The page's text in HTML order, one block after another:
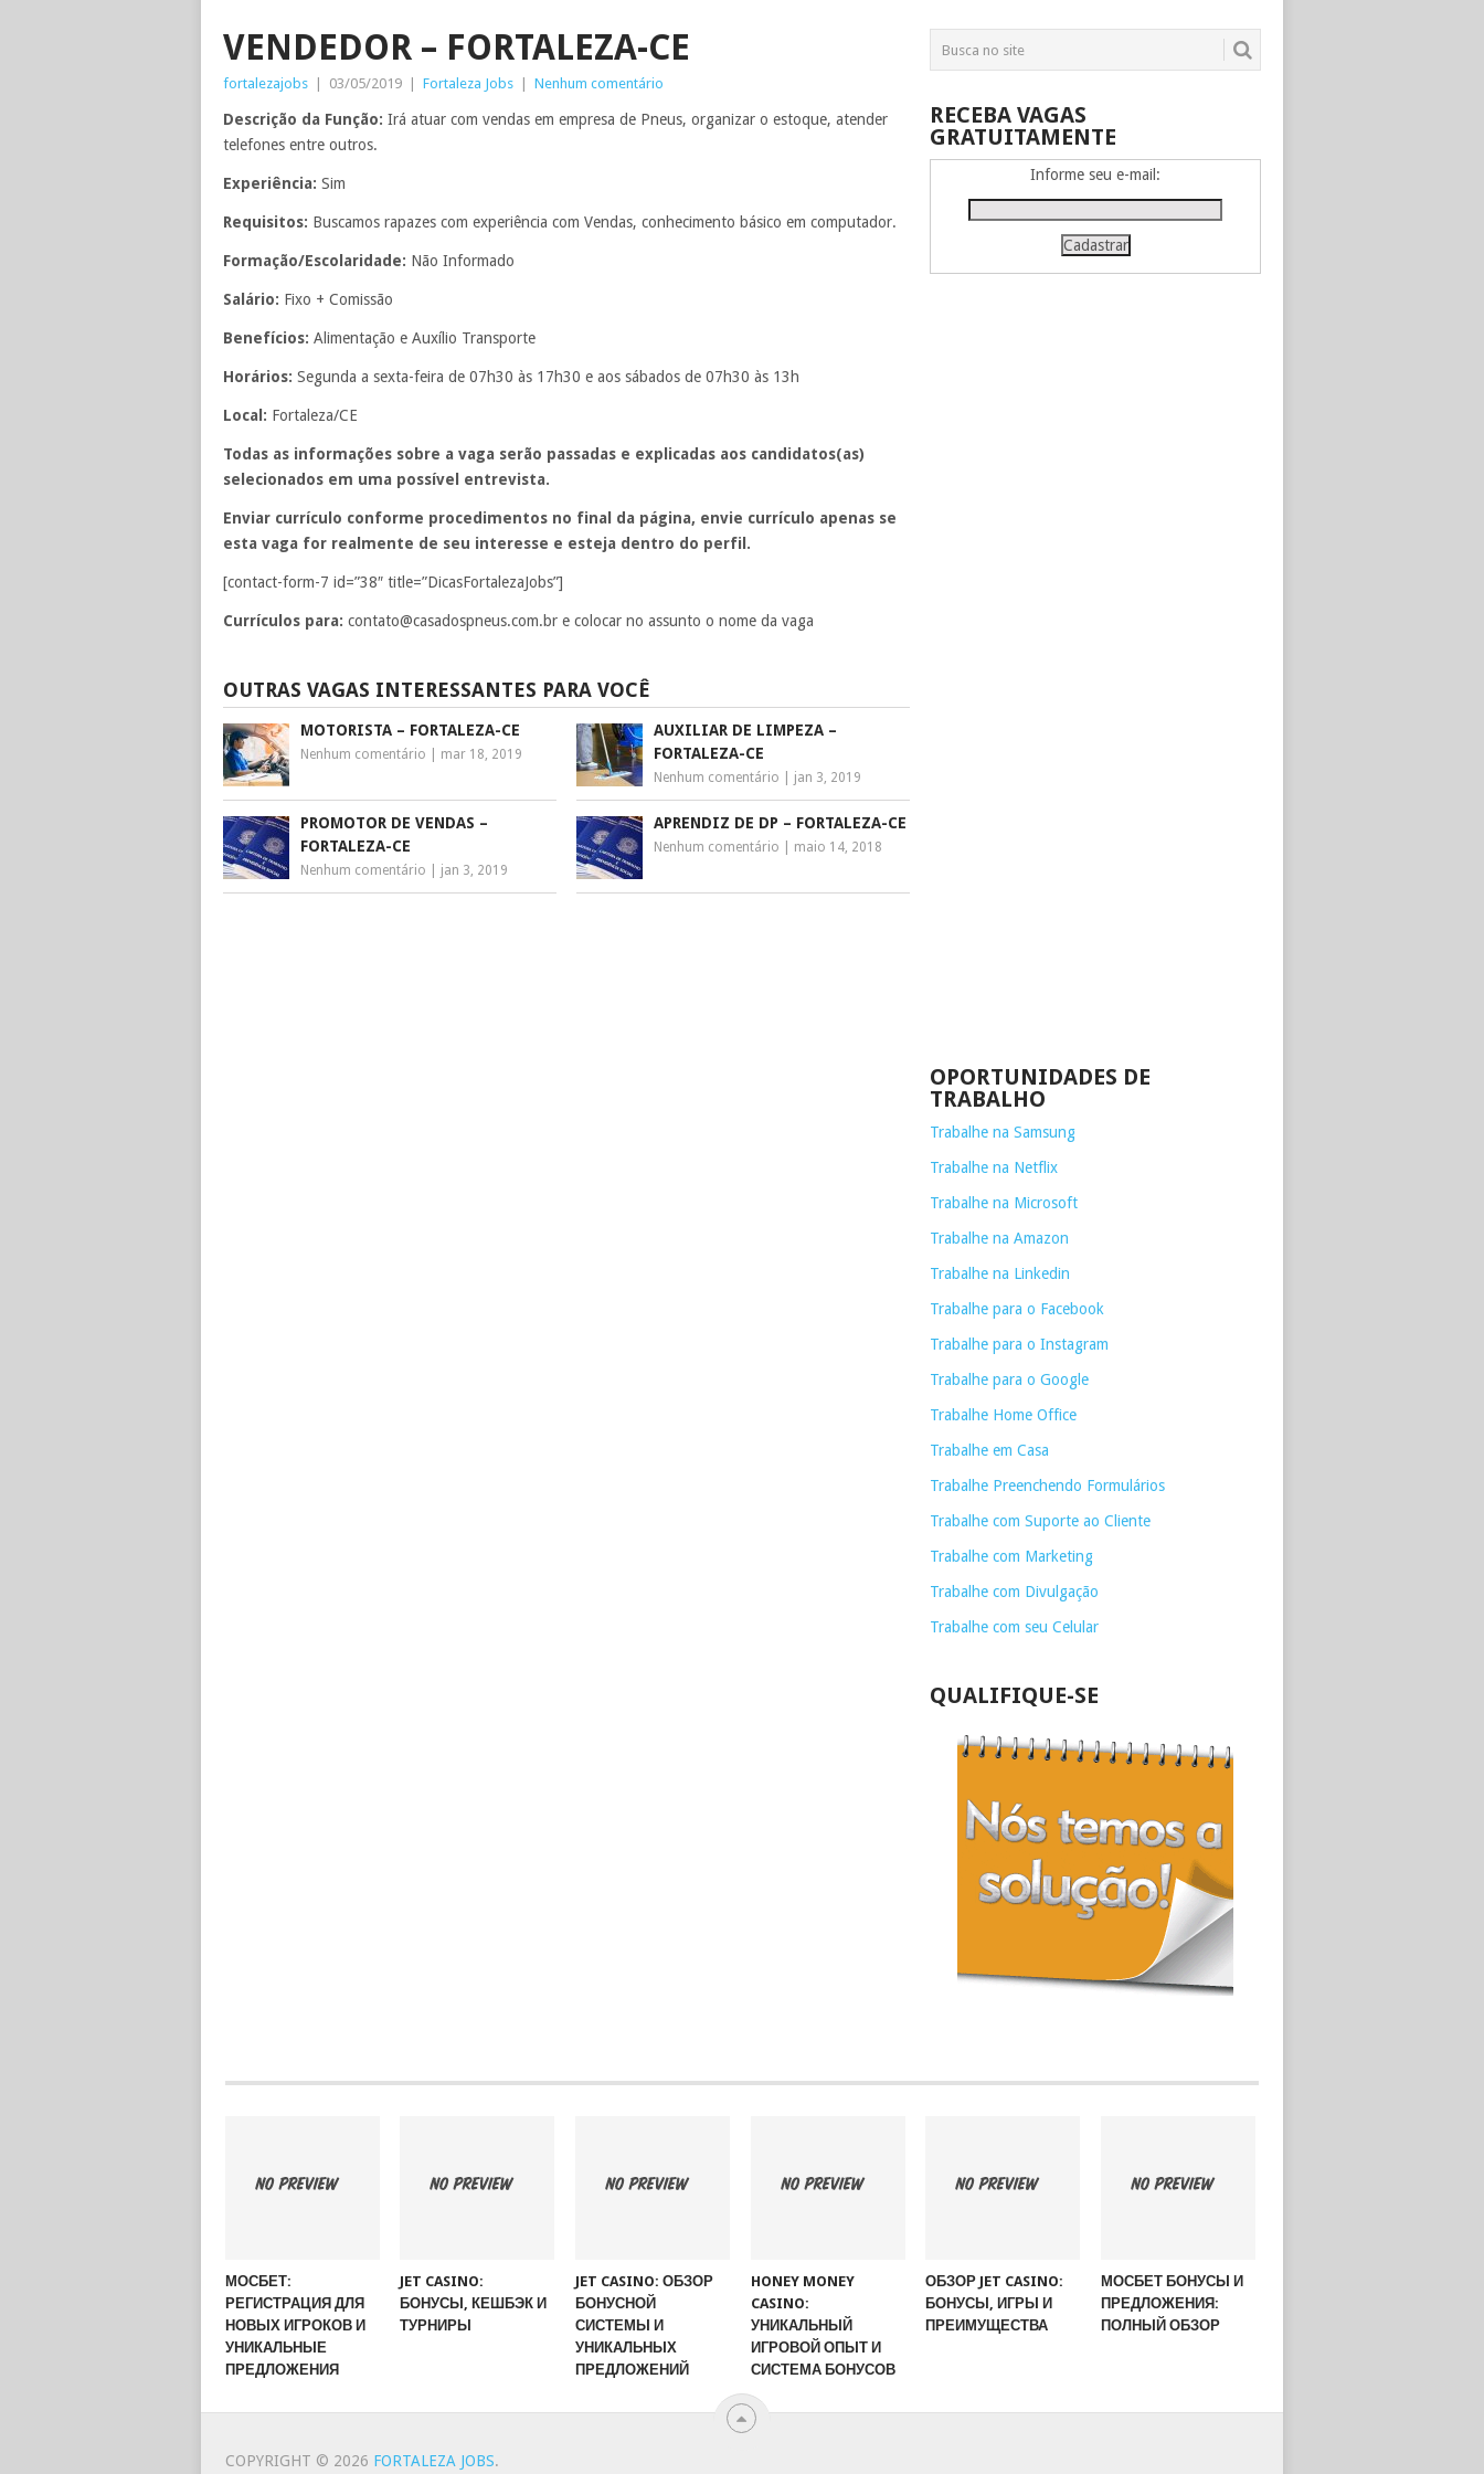
VENDEDOR – FORTALEZA-CE
fortalezajobs 03/05/2019 Fortaleza Jobs Nenhum comentário
Descrição da Função: Irá atuar com vendas em empresa de Pneus, organizar o estoque, atender
telefones entre outros.
Experiência: Sim
Requisitos: Buscamos rapazes com experiência com Vendas, conhecimento básico em computador.
Formação/Escolaridade: Não Informado
Salário: Fixo + Comissão
Benefícios: Alimentação e Auxílio Transporte
Horários: Segunda a sexta-feira de 07h30 às 17h30 e aos sábados de 07h30 às 13h
Local: Fortaleza/CE
Todas as informações sobre a vaga serão passadas e explicadas aos candidatos(as)
selecionados em uma possível entrevista.
Enviar currículo conforme procedimentos no final da página, envie currículo apenas se
esta vaga for realmente de seu interesse e esteja dentro do perfil.
[contact-form-7 id=”38″ title=”DicasFortalezaJobs”]
Currículos para: contato@casadospneus.com.br e colocar no assunto o nome da vaga
OUTRAS VAGAS INTERESSANTES PARA VOCÊ
MOTORISTA – FORTALEZA-CE
Nenhum comentário mar 18, 2019
AUXILIAR DE LIMPEZA –
FORTALEZA-CE
Nenhum comentário jan 3, 2019
PROMOTOR DE VENDAS –
FORTALEZA-CE
Nenhum comentário jan 3, 2019
APRENDIZ DE DP – FORTALEZA-CE
Nenhum comentário maio 14, 2018
RECEBA VAGAS
GRATUITAMENTE
Informe seu e-mail:
OPORTUNIDADES DE
TRABALHO
Trabalhe na Samsung
Trabalhe na Netflix
Trabalhe na Microsoft
Trabalhe na Amazon
Trabalhe na Linkedin
Trabalhe para o Facebook
Trabalhe para o Instagram
Trabalhe para o Google
Trabalhe Home Office
Trabalhe em Casa
Trabalhe Preenchendo Formulários
Trabalhe com Suporte ao Cliente
Trabalhe com Marketing
Trabalhe com Divulgação
Trabalhe com seu Celular
QUALIFIQUE-SE
МОСБЕТ:
РЕГИСТРАЦИЯ ДЛЯ
НОВЫХ ИГРОКОВ И
УНИКАЛЬНЫЕ
ПРЕДЛОЖЕНИЯ
JET CASINO:
БОНУСЫ, КЕШБЭК И
ТУРНИРЫ
JET CASINO: ОБЗОР
БОНУСНОЙ
СИСТЕМЫ И
УНИКАЛЬНЫХ
ПРЕДЛОЖЕНИЙ
HONEY MONEY
CASINO:
УНИКАЛЬНЫЙ
ИГРОВОЙ ОПЫТ И
СИСТЕМА БОНУСОВ
ОБЗОР JET CASINO:
БОНУСЫ, ИГРЫ И
ПРЕИМУЩЕСТВА
МОСБЕТ БОНУСЫ И
ПРЕДЛОЖЕНИЯ:
ПОЛНЫЙ ОБЗОР
COPYRIGHT © 2026 FORTALEZA JOBS.